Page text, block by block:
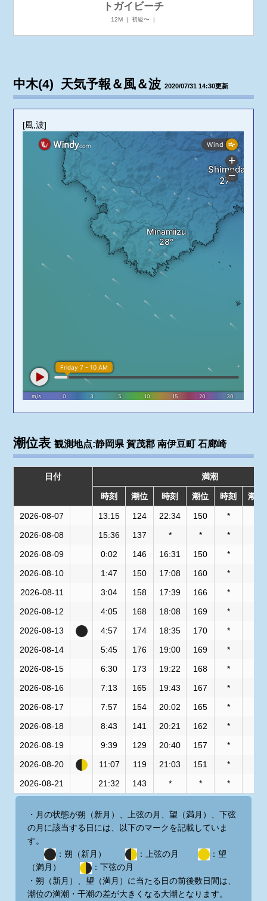
トガイビーチ
12M | 初級〜 |
中木(4) 天気予報＆風＆波2020/07/31 14:30更新
[風,波]
潮位表観測地点:静岡県 賀茂郡 南伊豆町 石廊崎
日付 満潮
時刻 潮位 時刻 潮位 時刻 潮位
2026-08-07 13:15 124 22:34 150 *
2026-08-08
15:36 137 * * *
2026-08-09
0:02 146 16:31 150 *
2026-08-10
1:47 150 17:08 160 *
2026-08-11
3:04 158 17:39 166 *
2026-08-12
4:05 168 18:08 169 *
2026-08-13
4:57 174 18:35 170 *
2026-08-14
5:45 176 19:00 169 *
2026-08-15
6:30 173 19:22 168 *
2026-08-16
7:13 165 19:43 167 *
2026-08-17
7:57 154 20:02 165 *
2026-08-18
8:43 141 20:21 162 *
2026-08-19
9:39 129 20:40 157 *
2026-08-20
11:07 119 21:03 151 *
2026-08-21
21:32 143 * * *
・月の状態が朔（新月）、上弦の月、望（満月）、下弦
の月に該当する日には、以下のマークを記載していま
す。
：朔（新月）
：上弦の月
：望
（満月）
：下弦の月
・朔（新月）、望（満月）に当たる日の前後数日間は、
潮位の満潮・干潮の差が大きくなる大潮となります。